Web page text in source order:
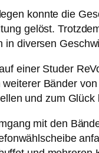
konnte die
gelöst.
diversen
einer Studer
Bänder
und zum
mit den